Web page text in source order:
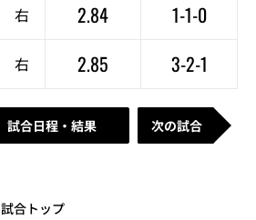
右 2.84 1-1-0
右 2.85 3-2-1
試合日程・結果 次の試合
試合トップ